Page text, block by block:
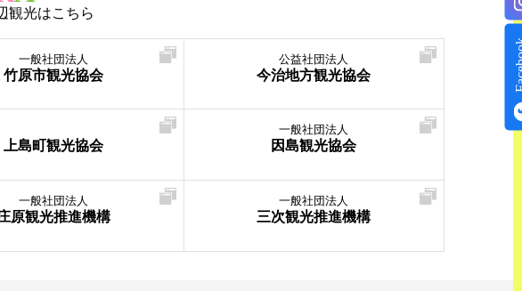
観光はこちら
一般社団法人
竹原市観光協会
公益社団法人
今治地方観光協会
上島町観光協会
一般社団法人
因島観光協会
一般社団法人
原観光推進機構
一般社団法人
三次観光推進機構